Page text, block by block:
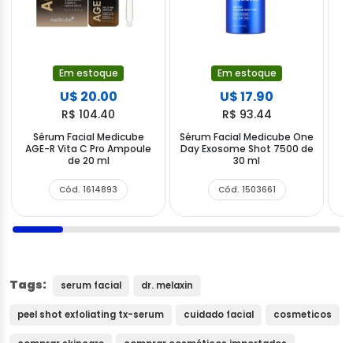
Em estoque
U$ 20.00
R$ 104.40
Sérum Facial Medicube
AGE-R Vita C Pro Ampoule
de 20 ml
Cód. 1614893
Em estoque
U$ 17.90
R$ 93.44
Sérum Facial Medicube One
Day Exosome Shot 7500 de
30 ml
Cód. 1503661
Tags: serum facial dr. melaxin
peel shot exfoliating tx-serum cuidado facial cosmeticos